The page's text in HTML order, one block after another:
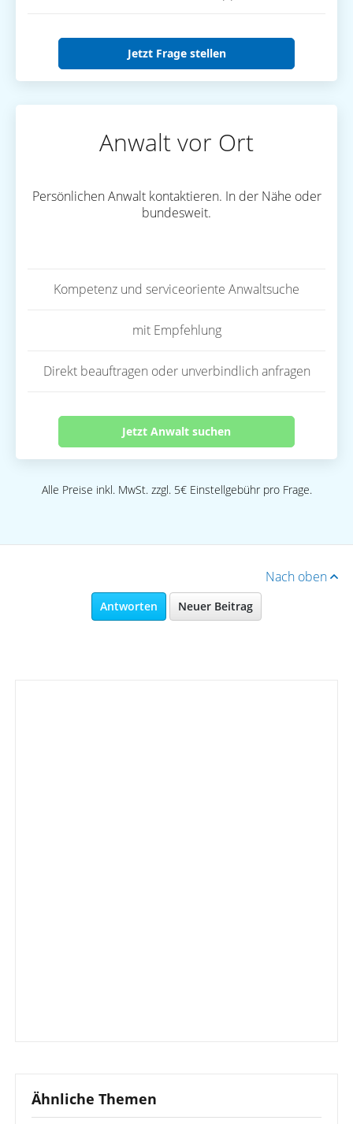
Jetzt Frage stellen
Anwalt vor Ort
Persönlichen Anwalt kontaktieren. In der Nähe oder
bundesweit.
Kompetenz und serviceoriente Anwaltsuche
mit Empfehlung
Direkt beauftragen oder unverbindlich anfragen
Jetzt Anwalt suchen
Alle Preise inkl. MwSt. zzgl. 5€ Einstellgebühr pro Frage.
Nach oben
Antworten Neuer Beitrag
Ähnliche Themen